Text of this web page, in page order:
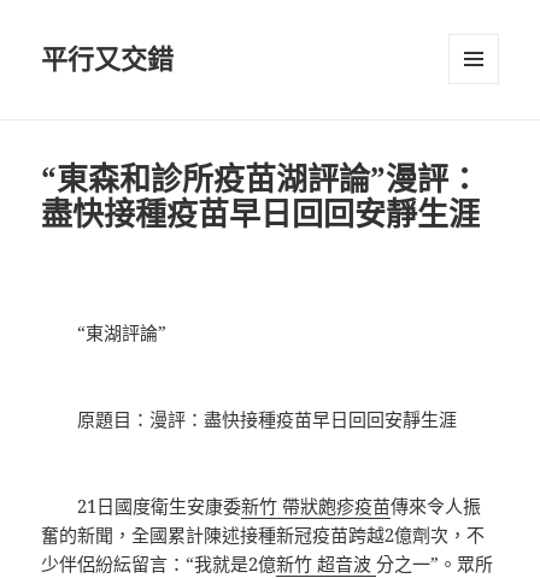
平行又交錯
“東森和診所疫苗湖評論”漫評：
盡快接種疫苗早日回回安靜生涯
“東湖評論”
原題目：漫評：盡快接種疫苗早日回回安靜生涯
21日國度衛生安康委新竹 帶狀皰疹疫苗傳來令人振
奮的新聞，全國累計陳述接種新冠疫苗跨越2億劑次，不
少伴侶紛紜留言：“我就是2億新竹 超音波分之一”。眾所